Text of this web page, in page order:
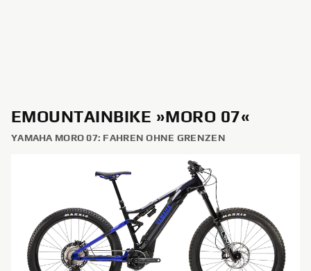
EMOUNTAINBIKE »MORO 07«
YAMAHA MORO 07: FAHREN OHNE GRENZEN